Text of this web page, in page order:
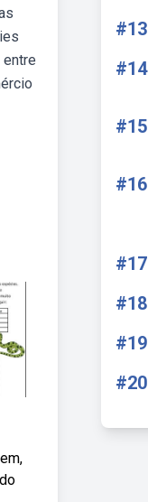
#13
#14
#15
#16
#17
#18
#19
#20